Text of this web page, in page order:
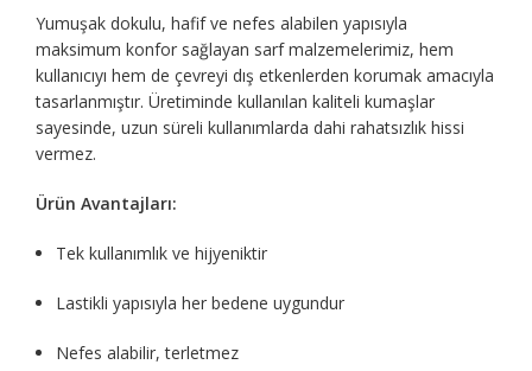
Yumuşak dokulu, hafif ve nefes alabilen yapısıyla
maksimum konfor sağlayan sarf malzemelerimiz, hem
kullanıcıyı hem de çevreyi dış etkenlerden korumak amacıyla
tasarlanmıştır. Üretiminde kullanılan kaliteli kumaşlar
sayesinde, uzun süreli kullanımlarda dahi rahatsızlık hissi
vermez.
Ürün Avantajları:
Tek kullanımlık ve hijyeniktir
Lastikli yapısıyla her bedene uygundur
Nefes alabilir, terletmez